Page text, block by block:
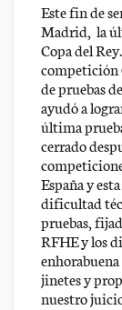
Este fin de
Madrid, la
Copa del
competición
de pruebas
ayudó a
última
cerrado
España y
dificultad
pruebas,
RFHE y los
jinetes y
nuestro